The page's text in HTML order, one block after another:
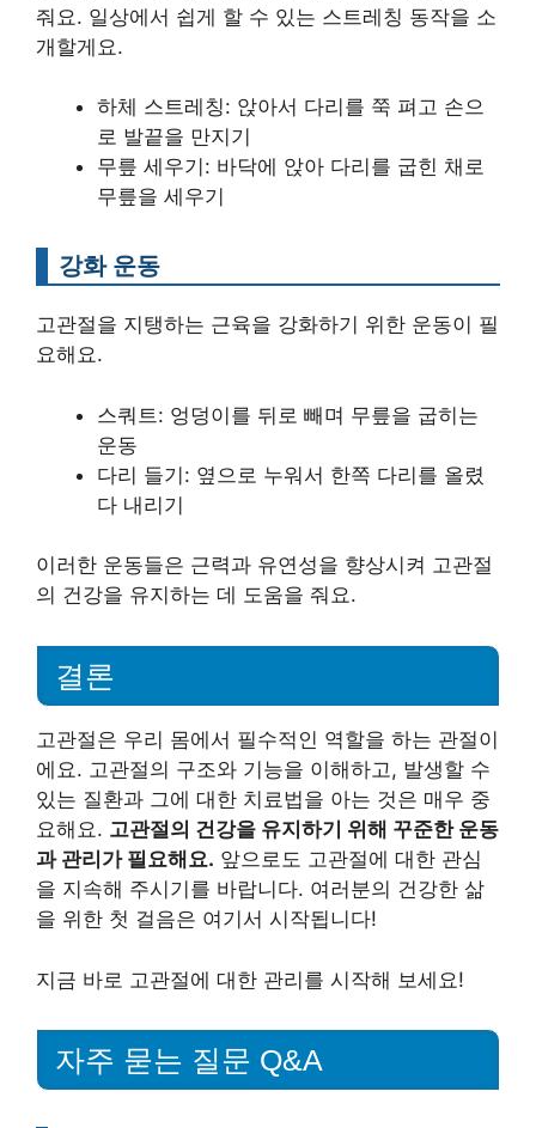
줘요. 일상에서 쉽게 할 수 있는 스트레칭 동작을 소
개할게요.
하체 스트레칭: 앉아서 다리를 쭉 펴고 손으
로 발끝을 만지기
무릎 세우기: 바닥에 앉아 다리를 굽힌 채로
무릎을 세우기
강화 운동
고관절을 지탱하는 근육을 강화하기 위한 운동이 필
요해요.
스쿼트: 엉덩이를 뒤로 빼며 무릎을 굽히는
운동
다리 들기: 옆으로 누워서 한쪽 다리를 올렸
다 내리기
이러한 운동들은 근력과 유연성을 향상시켜 고관절
의 건강을 유지하는 데 도움을 줘요.
결론
고관절은 우리 몸에서 필수적인 역할을 하는 관절이
에요. 고관절의 구조와 기능을 이해하고, 발생할 수
있는 질환과 그에 대한 치료법을 아는 것은 매우 중
요해요. 고관절의 건강을 유지하기 위해 꾸준한 운동
과 관리가 필요해요. 앞으로도 고관절에 대한 관심
을 지속해 주시기를 바랍니다. 여러분의 건강한 삶
을 위한 첫 걸음은 여기서 시작됩니다!
지금 바로 고관절에 대한 관리를 시작해 보세요!
자주 묻는 질문 Q&A